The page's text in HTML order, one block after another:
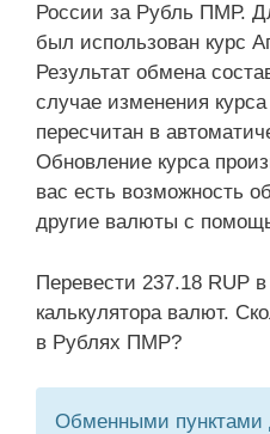
России за Рубль ПМР.
был использован курс
Результат обмена
случае изменения курса
пересчитан в
Обновление курса
вас есть возможность
другие валюты с
Перевести 237.18 RUP
калькулятора валют.
в Рублях ПМР?
Обменными пунктами